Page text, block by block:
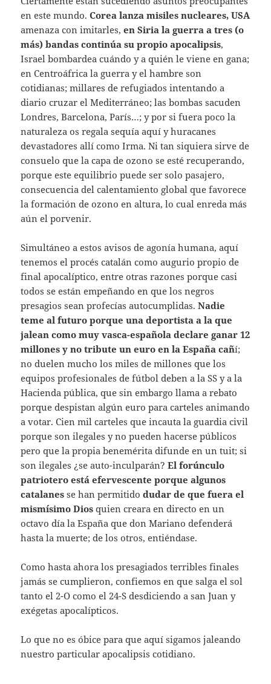
en este mundo.Corea lanza misiles nucleares, USA
amenaza con imitarles,en Siria la guerra a tres (o
más) bandas continúa su propio apocalipsis,
Israel bombardea cuándo y a quién le viene en gana;
en Centroáfrica la guerra y el hambre son
cotidianas; millares de refugiados intentando a
diario cruzar el Mediterráneo; las bombas sacuden
Londres, Barcelona, París…; y por si fuera poco la
naturaleza os regala sequía aquí y huracanes
devastadores allí como Irma. Ni tan siquiera sirve de
consuelo que la capa de ozono se esté recuperando,
porque este equilibrio puede ser solo pasajero,
consecuencia del calentamiento global que favorece
la formación de ozono en altura, lo cual enreda más
aún el porvenir.
Simultáneo a estos avisos de agonía humana, aquí
tenemos el procés catalán como augurio propio de
final apocalíptico, entre otras razones porque casi
todos se están empeñando en que los negros
presagios sean profecías autocumplidas.Nadie
teme al futuro porque una deportista a la que
jalean como muy vasca-española declare ganar 12
millones y no tribute un euro en la España cañí;
no duelen mucho los miles de millones que los
equipos profesionales de fútbol deben a la SS y a la
Hacienda pública, que sin embargo llama a rebato
porque despistan algún euro para carteles animando
a votar. Cien mil carteles que incauta la guardia civil
porque son ilegales y no pueden hacerse públicos
pero que la propia benemérita difunde en un tuit; si
son ilegales ¿se auto-inculparán?El forúnculo
patriotero está efervescente porque algunos
catalanes se han permitidodudar de que fuera el
mismísimo Dios quien creara en directo en un
octavo día la España que don Mariano defenderá
hasta la muerte; de los otros, entiéndase.
Como hasta ahora los presagiados terribles finales
jamás se cumplieron, confiemos en que salga el sol
tanto el 2-O como el 24-S desdiciendo a san Juan y
exégetas apocalípticos.
Lo que no es óbice para que aquí sigamos jaleando
nuestro particular apocalipsis cotidiano.